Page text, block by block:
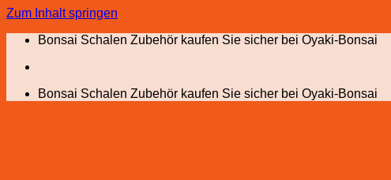
Zum Inhalt springen
Bonsai Schalen Zubehör kaufen Sie sicher bei Oyaki-Bonsai
Bonsai Schalen Zubehör kaufen Sie sicher bei Oyaki-Bonsai